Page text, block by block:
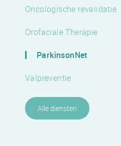
Oncologische revalidatie
Orofaciale Therapie
ParkinsonNet
Valpreventie
Alle diensten